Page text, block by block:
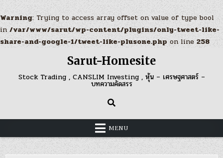
Warning: Trying to access array offset on value of type bool
in/var/www/sarut/wp-content/plugins/only-tweet-like-
share-and-google-1/tweet-like-plusone.phpon line258
content
Sarut-Homesite
Stock Trading , CANSLIM Investing , หุ้น – เศรษฐศาสตร์ –
บทความคัดสรร
MENU